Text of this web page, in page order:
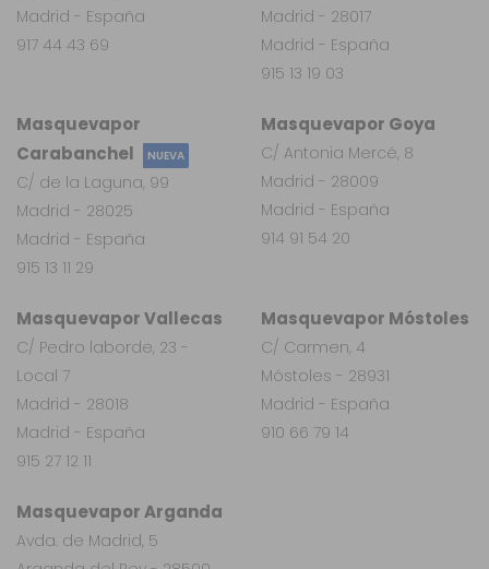
Masquevapor Arganda
Avda. de Madrid, 5
Masquevapor
Carabanchel
NUEVA
C/ de la Laguna, 99
Madrid - 28025
Madrid - España
915 13 11 29
Masquevapor Vallecas
C/ Pedro laborde, 23 -
Local 7
Madrid - 28018
Madrid - España
915 27 12 11
Masquevapor Móstoles
C/ Carmen, 4
Móstoles - 28931
Madrid - España
910 66 79 14
Masquevapor Goya
C/ Antonia Mercé, 8
Madrid - 28009
Madrid - España
914 91 54 20
Madrid - 28017
Madrid - España
915 13 19 03
Madrid - España
917 44 43 69